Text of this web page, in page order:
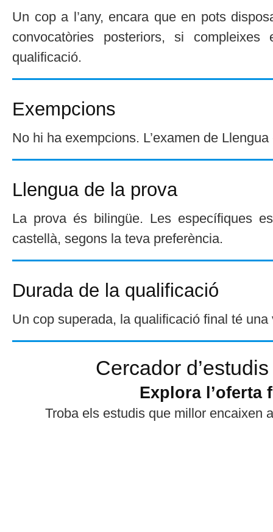
Un cop a l’any, encara que en pots
convocatòries posteriors, si
qualificació.
Exempcions
No hi ha exempcions. L’examen de
Llengua de la prova
La prova és bilingüe. Les específiques
castellà, segons la teva preferència.
Durada de la qualificació
Un cop superada, la qualificació final té
Cercador
Explora l’oferta
Troba els estudis que millor encaixen